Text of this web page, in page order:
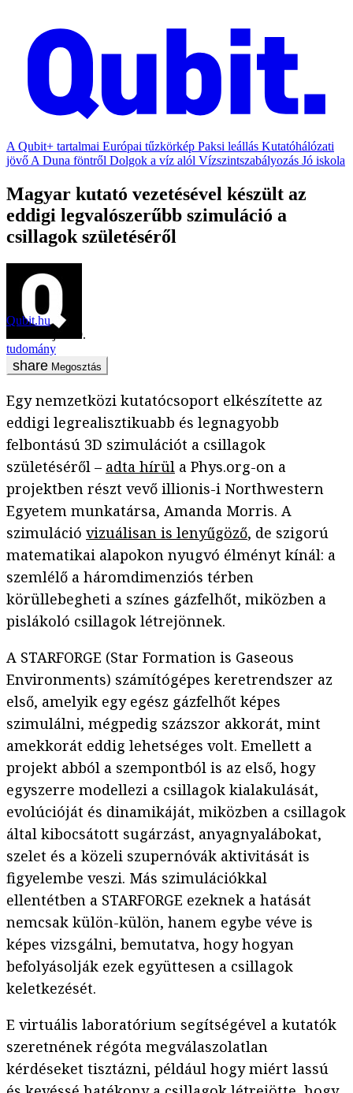
A Qubit+ tartalmai Európai tűzkörkép Paksi leállás Kutatóhálózati
jövő A Duna föntről Dolgok a víz alól Vízszintszabályozás Jó iskola
Magyar kutató vezetésével készült az
eddigi legvalószerűbb szimuláció a
csillagok születéséről
Qubit.hu
2021. május 19.
tudomány
Megosztás
Egy nemzetközi kutatócsoport elkészítette az
eddigi legrealisztikuabb és legnagyobb
felbontású 3D szimulációt a csillagok
születéséről – adta hírül a Phys.org-on a
projektben részt vevő illionis-i Northwestern
Egyetem munkatársa, Amanda Morris. A
szimuláció vizuálisan is lenyűgöző, de szigorú
matematikai alapokon nyugvó élményt kínál: a
szemlélő a háromdimenziós térben
körüllebegheti a színes gázfelhőt, miközben a
pislákoló csillagok létrejönnek.
A STARFORGE (Star Formation is Gaseous
Environments) számítógépes keretrendszer az
első, amelyik egy egész gázfelhőt képes
szimulálni, mégpedig százszor akkorát, mint
amekkorát eddig lehetséges volt. Emellett a
projekt abból a szempontból is az első, hogy
egyszerre modellezi a csillagok kialakulását,
evolúcióját és dinamikáját, miközben a csillagok
által kibocsátott sugárzást, anyagnyalábokat,
szelet és a közeli szupernóvák aktivitását is
figyelembe veszi. Más szimulációkkal
ellentétben a STARFORGE ezeknek a hatását
nemcsak külön-külön, hanem egybe véve is
képes vizsgálni, bemutatva, hogy hogyan
befolyásolják ezek együttesen a csillagok
keletkezését.
E virtuális laboratórium segítségével a kutatók
szeretnének régóta megválaszolatlan
kérdéseket tisztázni, például hogy miért lassú